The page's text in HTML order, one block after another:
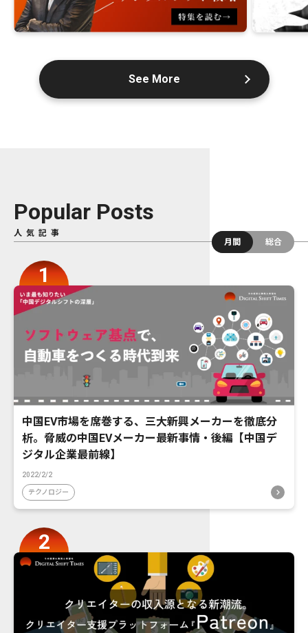
See More
Popular Posts
人気記事
月間
総合
中国EV市場を席巻する、三大新興メーカーを徹底分
析。脅威の中国EVメーカー最新事情・後編【中国デ
ジタル企業最前線】
2022/2/2
テクノロジー